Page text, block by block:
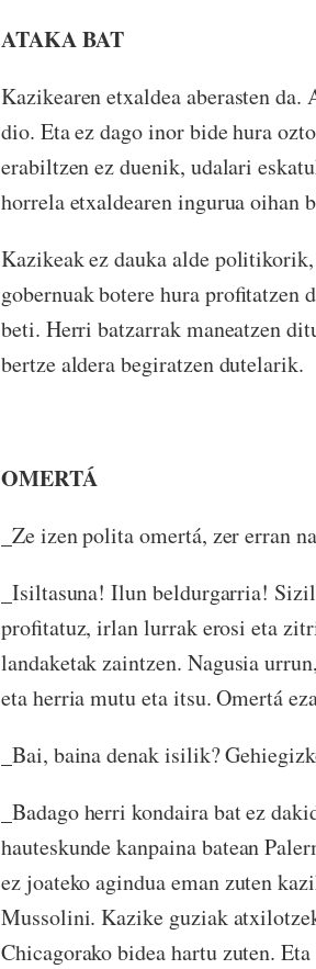
ATAKA BAT
Kazikearen etxaldea aberasten da.
dio. Eta ez dago inor bide hura
erabiltzen ez duenik, udalari
horrela etxaldearen ingurua oihan
Kazikeak ez dauka alde
gobernuak botere hura profitatzen
beti. Herri batzarrak maneatzen
bertze aldera begiratzen dutelarik.
OMERTÁ
_Ze izen polita omertá, zer erran
_Isiltasuna! Ilun beldurgarria!
profitatuz, irlan lurrak erosi eta
landaketak zaintzen. Nagusia
eta herria mutu eta itsu. Omertá
_Bai, baina denak isilik?
_Badago herri kondaira bat ez
hauteskunde kanpaina batean
ez joateko agindua eman zuten
Mussolini. Kazike guziak
Chicagorako bidea hartu zuten.